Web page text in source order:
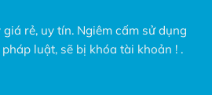
rẻ, uy tín. Ngiêm cấm sử dụng
luật, sẽ bị khóa tài khoản ! .